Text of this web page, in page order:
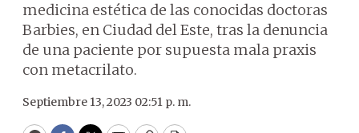
medicina estética de las conocidas doctoras
Barbies, en Ciudad del Este, tras la denuncia
de una paciente por supuesta mala praxis
con metacrilato.
Septiembre 13, 2023 02:51 p. m.